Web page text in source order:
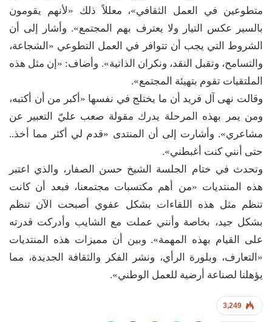
متطوعين في العمل الثقافي»، معللاً ذلك «لأنهم يقومون
بالسير عكس التيار ولا يعترف بهم المجتمع». وأشار إلى أن
الشروط التي يجب أن تتوافر في العمل التطوعي «الشجاعة،
والتسامح، وتقبل النقد، ونكران الذاتية». وأضاف: «إن مثل هذه
الملتقيات تقوم بتهيئة المجتمع».
وقالت نهى آل فريد أن ما يختلج في نفسها «أكبر من أن أكتبه،
ومن يمر بهذه المرحلة يدرك مقولة صعب عليّ التعبير عن
مشاعري». وأشارت إلى أن المنتدى «قدم لي أكثر مما أخذ..
حتى أنني كنت أغبطني».
وتحدث في ختام الجلسة الشيخ حسن الصفار، والذي اعتبر
هذه المنتديات «من أهم مكتسبات مجتمعنا، فبعد أن كانت
تنظم مثل هذه اللقاءات بشكل عفوي أصبحت الآن تنظم
بشكل جيد، بخاصة وأنني عملت مع الشايب وأدركت قدرته
على القيام بهذه المهمة». وبين أن مميزات هذه المنتديات
«التعارف، وبلورة الرأي، ونشر الفكر والثقافة الجديدة، مما
يؤهلنا لصناعة أرضية للعمل الوطني».
3,249